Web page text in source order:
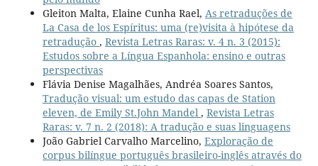
Gleiton Malta, Elaine Cunha Rael, As retraduções de
La Casa de los Espíritus: uma (re)visita à hipótese da
retradução , Revista Letras Raras: v. 4 n. 3 (2015):
Estudos sobre a Língua Espanhola: ensino e outras
perspectivas
Flávia Denise Magalhães, Andréa Soares Santos,
Tradução visual: um estudo das capas de Station
eleven, de Emily St.John Mandel , Revista Letras
Raras: v. 7 n. 2 (2018): A tradução e suas linguagens
João Gabriel Carvalho Marcelino, Exploração de
corpus bilíngue português brasileiro-inglês através do